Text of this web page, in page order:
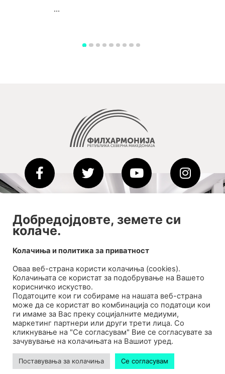
...
2020-09-01_argument!
Filharmonija
Контакт
Добредојдовте, земете си
колаче.
Колачиња и политика за приватност
Оваа веб-странa користи колачиња (cookies).
Колачињата се користат за подобрување на Вашето
корисничко искуство.
Податоците кои ги собираме на нашата веб-страна
може да се користат во комбинација со податоци кои
ги имаме за Вас преку социјалните медиуми,
маркетинг партнери или други трети лица. Со
кликнување на "Се согласувам" Вие се согласувате за
зачувување на колачињата на Вашиот уред.
Поставувања за колачиња Се согласувам